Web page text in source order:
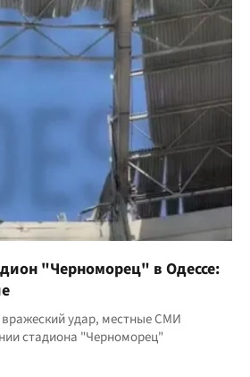
"Черноморец" в Одессе:
удар, местные СМИ
стадиона "Черноморец"